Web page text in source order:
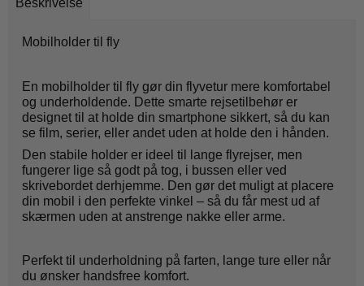
Beskrivelse
Mobilholder til fly
En mobilholder til fly gør din flyvetur mere komfortabel
og underholdende. Dette smarte rejsetilbehør er
designet til at holde din smartphone sikkert, så du kan
se film, serier, eller andet uden at holde den i hånden.
Den stabile holder er ideel til lange flyrejser, men
fungerer lige så godt på tog, i bussen eller ved
skrivebordet derhjemme. Den gør det muligt at placere
din mobil i den perfekte vinkel – så du får mest ud af
skærmen uden at anstrenge nakke eller arme.
Perfekt til underholdning på farten, lange ture eller når
du ønsker handsfree komfort.